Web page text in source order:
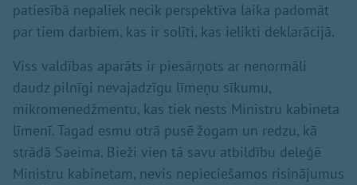
patiesībā nepaliek necik perspektīva laika padomāt
par tiem darbiem, kas ir solīti, kas ielikti deklarācijā.
Viss valdības aparāts ir piesārņots ar nenormāli
daudz pilnīgi nevajadzīgu līmeņu sīkumu,
mikromenedžmentu, kas tiek nests Ministru kabineta
līmenī. Tagad esmu otrā pusē žogam un redzu, kā
strādā Saeima. Bieži vien tā savu atbildību deleģē
Ministru kabinetam, nevis nepieciešamos risinājumus